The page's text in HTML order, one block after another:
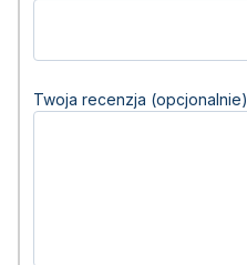
Twoja recenzja (opcjonalnie)